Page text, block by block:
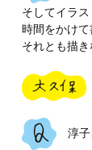
そしてイラ
時間をかけ
それとも描
淳子